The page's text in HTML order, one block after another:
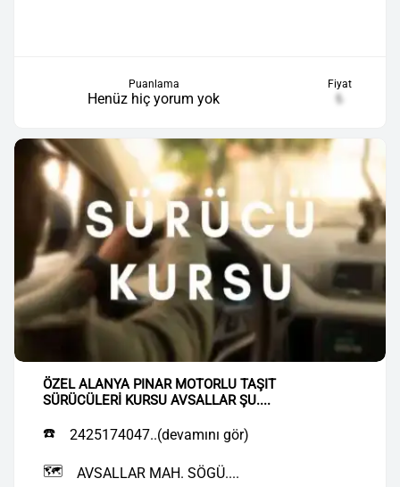
Puanlama
Henüz hiç yorum yok
Fiyat
₺
ÖZEL ALANYA PINAR MOTORLU TAŞIT
SÜRÜCÜLERİ KURSU AVSALLAR ŞU....
☎️ 2425174047..(devamını gör)
🗺️ AVSALLAR MAH. SÖGÜ....